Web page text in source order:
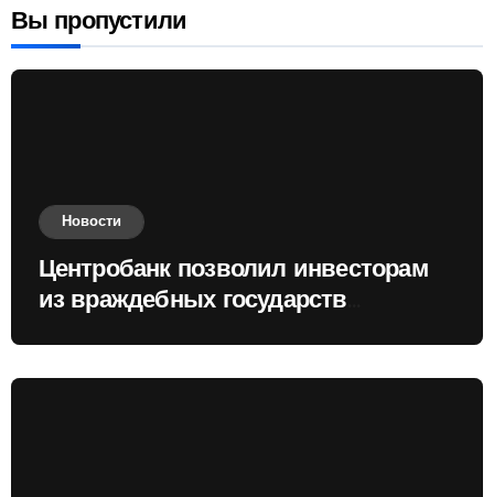
Вы пропустили
Новости
Центробанк позволил инвесторам
из враждебных государств